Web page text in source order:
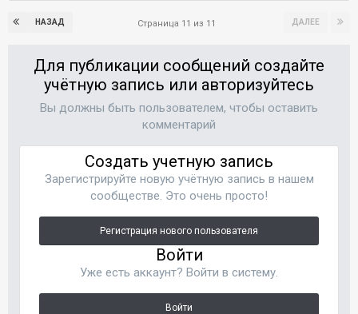
НАЗАД ДАЛЕЕ
Страница 11 из 11
Для публикации сообщений создайте
учётную запись или авторизуйтесь
Вы должны быть пользователем, чтобы оставить
комментарий
Создать учетную запись
Зарегистрируйте новую учётную запись в нашем
сообществе. Это очень просто!
Регистрация нового пользователя
Войти
Уже есть аккаунт? Войти в систему.
Войти